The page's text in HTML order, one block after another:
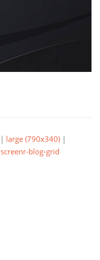
| large (790x340) |
screenr-blog-grid